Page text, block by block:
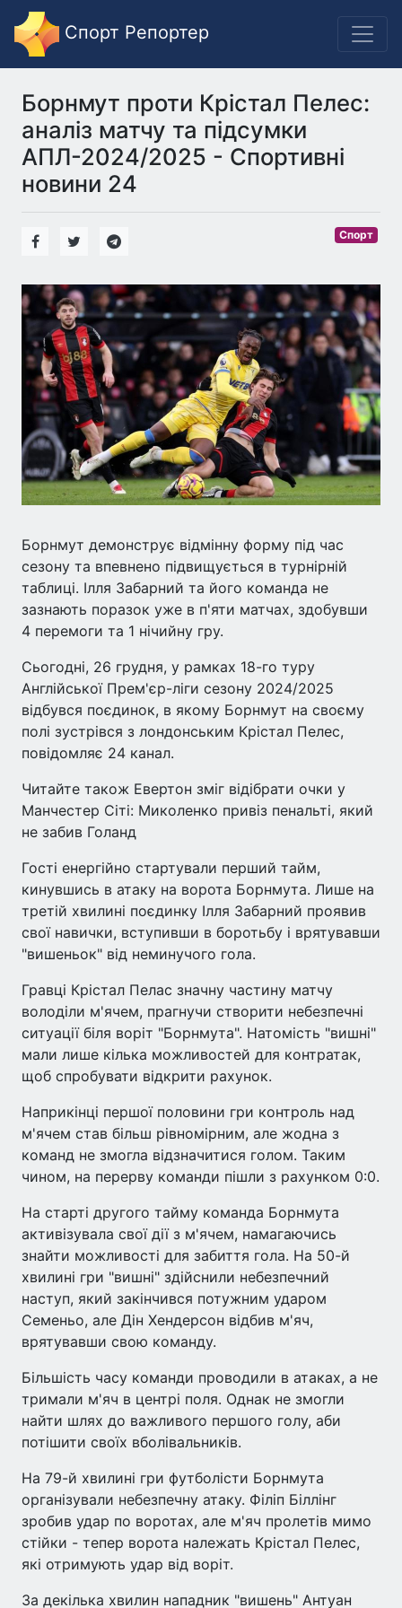
Спорт Репортер
Борнмут проти Крістал Пелес:
аналіз матчу та підсумки
АПЛ-2024/2025 - Спортивні
новини 24
Спорт
Борнмут демонструє відмінну форму під час
сезону та впевнено підвищується в турнірній
таблиці. Ілля Забарний та його команда не
зазнають поразок уже в п'яти матчах, здобувши
4 перемоги та 1 нічийну гру.
Сьогодні, 26 грудня, у рамках 18-го туру
Англійської Прем'єр-ліги сезону 2024/2025
відбувся поєдинок, в якому Борнмут на своєму
полі зустрівся з лондонським Крістал Пелес,
повідомляє 24 канал.
Читайте також Евертон зміг відібрати очки у
Манчестер Сіті: Миколенко привіз пенальті, який
не забив Голанд
Гості енергійно стартували перший тайм,
кинувшись в атаку на ворота Борнмута. Лише на
третій хвилині поєдинку Ілля Забарний проявив
свої навички, вступивши в боротьбу і врятувавши
"вишеньок" від неминучого гола.
Гравці Крістал Пелас значну частину матчу
володіли м'ячем, прагнучи створити небезпечні
ситуації біля воріт "Борнмута". Натомість "вишні"
мали лише кілька можливостей для контратак,
щоб спробувати відкрити рахунок.
Наприкінці першої половини гри контроль над
м'ячем став більш рівномірним, але жодна з
команд не змогла відзначитися голом. Таким
чином, на перерву команди пішли з рахунком 0:0.
На старті другого тайму команда Борнмута
активізувала свої дії з м'ячем, намагаючись
знайти можливості для забиття гола. На 50-й
хвилині гри "вишні" здійснили небезпечний
наступ, який закінчився потужним ударом
Семеньо, але Дін Хендерсон відбив м'яч,
врятувавши свою команду.
Більшість часу команди проводили в атаках, а не
тримали м'яч в центрі поля. Однак не змогли
найти шлях до важливого першого голу, аби
потішити своїх вболівальників.
На 79-й хвилині гри футболісти Борнмута
організували небезпечну атаку. Філіп Біллінг
зробив удар по воротах, але м'яч пролетів мимо
стійки - тепер ворота належать Крістал Пелес,
які отримують удар від воріт.
За декілька хвилин нападник "вишень" Антуан